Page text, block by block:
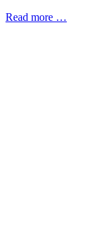
Read more …